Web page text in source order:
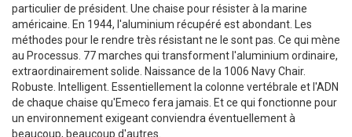
particulier de président. Une chaise pour résister à la marine
américaine. En 1944, l'aluminium récupéré est abondant. Les
méthodes pour le rendre très résistant ne le sont pas. Ce qui mène
au Processus. 77 marches qui transforment l'aluminium ordinaire,
extraordinairement solide. Naissance de la 1006 Navy Chair.
Robuste. Intelligent. Essentiellement la colonne vertébrale et l'ADN
de chaque chaise qu'Emeco fera jamais. Et ce qui fonctionne pour
un environnement exigeant conviendra éventuellement à
beaucoup, beaucoup d'autres.